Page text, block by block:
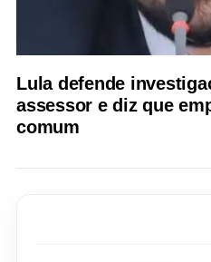
Lula defende
assessor e diz que
comum